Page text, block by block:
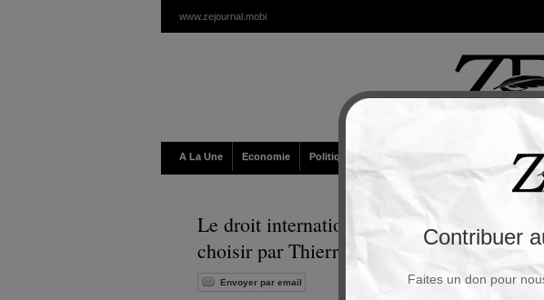
www.zejournal.mobi
A La Une Economie Politique / Géopolitique Religion
Le droit international ou des bases
choisir par Thierry Meyssan
Envoyer par email
Contribuer
Faites un don pour